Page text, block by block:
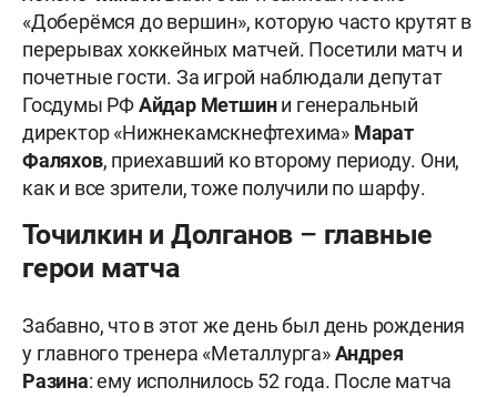
«Доберёмся до вершин», которую часто крутят в
перерывах хоккейных матчей. Посетили матч и
почетные гости. За игрой наблюдали депутат
Госдумы РФАйдар Метшини генеральный
директор «Нижнекамскнефтехима» Марат
Фаляхов, приехавший ко второму периоду. Они,
как и все зрители, тоже получили по шарфу.
Точилкин и Долганов – главные
герои матча
Забавно, что в этот же день был день рождения
у главного тренера «Металлурга»Андрея
Разина: ему исполнилось 52 года. После матча